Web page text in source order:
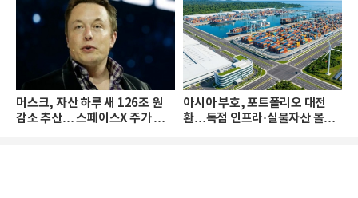
머스크, 자산 하루 새 126조 원
감소 추산… 스페이스X 주가 하
아시아 부호, 포트폴리오 대전
환…독점 인프라·실물자산 몰린